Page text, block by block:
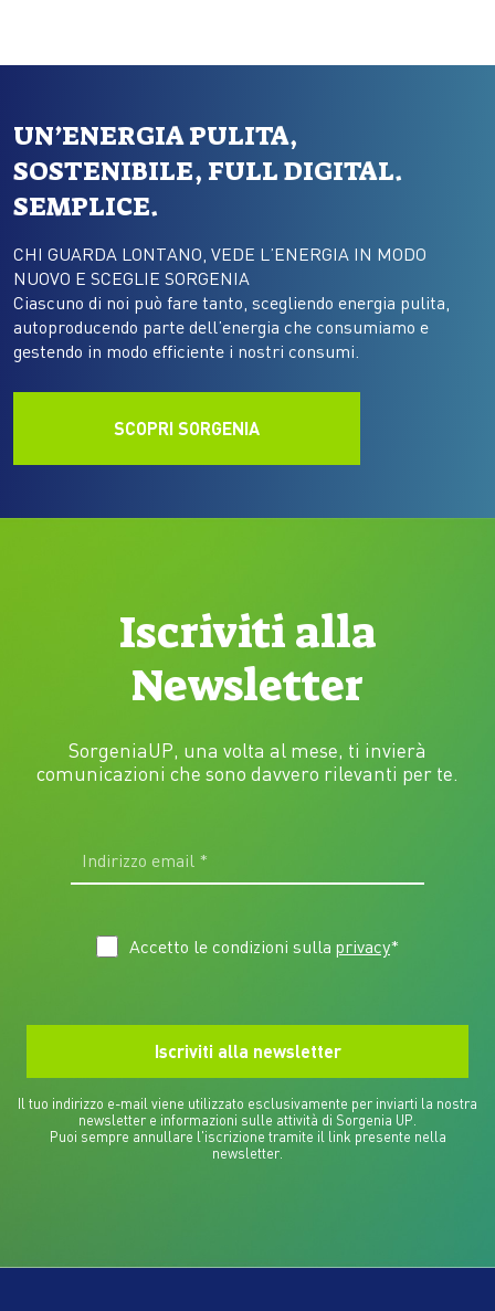
UN’ENERGIA PULITA,
SOSTENIBILE, FULL DIGITAL.
SEMPLICE.
CHI GUARDA LONTANO, VEDE L’ENERGIA IN MODO
NUOVO E SCEGLIE SORGENIA
Ciascuno di noi può fare tanto, scegliendo energia pulita,
autoproducendo parte dell’energia che consumiamo e
gestendo in modo efficiente i nostri consumi.
SCOPRI SORGENIA
Iscriviti alla
Newsletter
SorgeniaUP, una volta al mese, ti invierà
comunicazioni che sono davvero rilevanti per te.
Accetto le condizioni sulla privacy*
Il tuo indirizzo e-mail viene utilizzato esclusivamente per inviarti la nostra
newsletter e informazioni sulle attività di Sorgenia UP.
Puoi sempre annullare l'iscrizione tramite il link presente nella
newsletter.